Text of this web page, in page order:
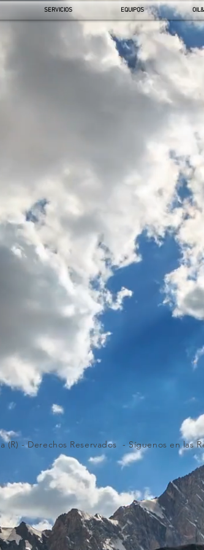
SERVICIOS EQUIPOS
(R) - Derechos Reservados - Síguenos en las